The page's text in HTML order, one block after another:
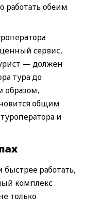
работать обеим
сервис,
— должен
тура до
образом,
общим
и
работать,
комплекс
только